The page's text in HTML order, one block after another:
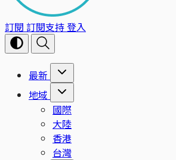
訂閱 訂閱支持登入
最新
地域
國際
大陸
香港
台灣